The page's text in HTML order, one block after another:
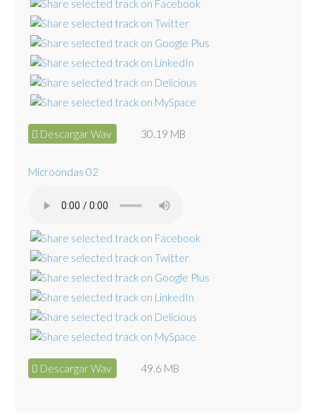
Descargar Wav 30.19 MB
Microondas 02
Descargar Wav 49.6 MB